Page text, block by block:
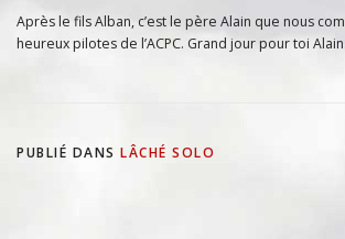
Après le fils Alban, c’est le père Alain que nous
heureux pilotes de l’ACPC. Grand jour pour toi
PUBLIÉ DANS LÂCHÉ SOLO